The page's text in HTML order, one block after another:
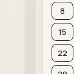
8
15
22